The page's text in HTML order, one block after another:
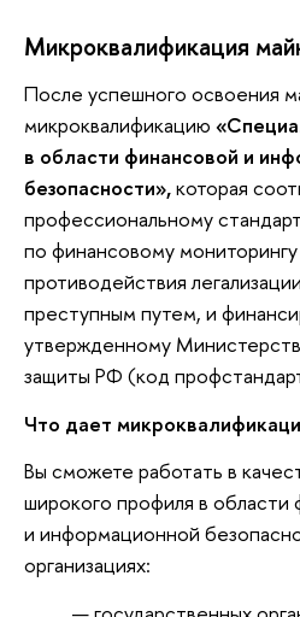
Микроквалификация
После успешного освоения
микроквалификацию
в области финансовой и
безопасности»,которая
профессиональному
по финансовому
противодействия
преступным путем, и
утвержденному
защиты РФ (код
Что дает
Вы сможете работать в
широкого профиля в области
и информационной
организациях: